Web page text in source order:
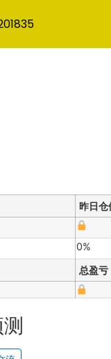
昨日仓
0%
总盈亏